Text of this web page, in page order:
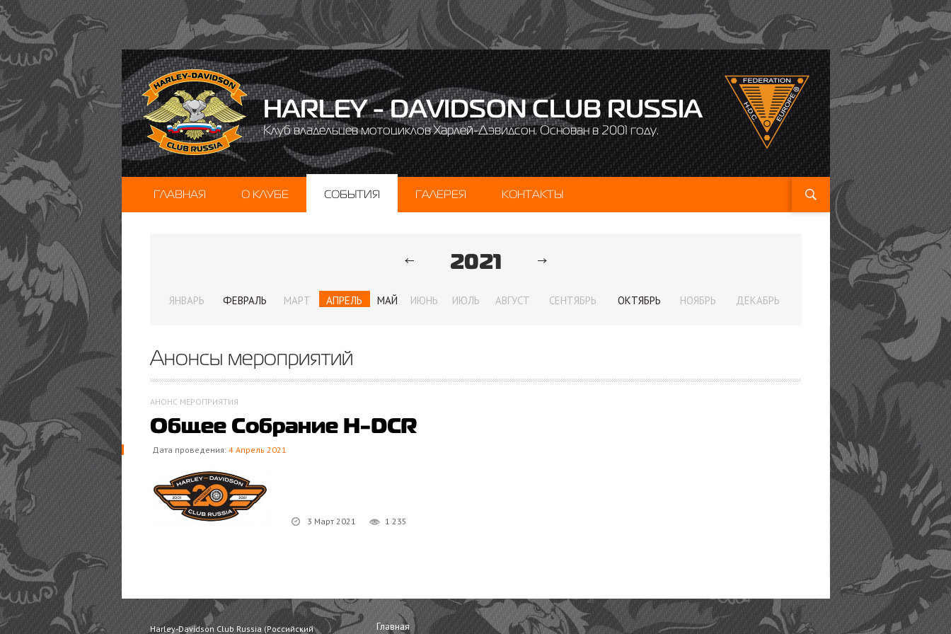
HARLEY - DAVIDSON CLUB RUSSIA
Клуб владельцев мотоциклов Харлей-Дэвидсон. Основан в 2001 году.
ГЛАВНАЯ О КЛУБЕ СОБЫТИЯ ГАЛЕРЕЯ КОНТАКТЫ
2021
ЯНВАРЬ ФЕВРАЛЬ МАРТ АПРЕЛЬ МАЙ ИЮНЬ ИЮЛЬ АВГУСТ СЕНТЯБРЬ ОКТЯБРЬ НОЯБРЬ ДЕКАБРЬ ЯНВАРЬ ФЕВРАЛЬ
Анонсы мероприятий
АНОНС МЕРОПРИЯТИЯ
Общее Собрание H-DCR
Дата проведения: 4 Апрель 2021
3 Март 2021 1 235
Harley-Davidson Club Russia (Российский
Главная